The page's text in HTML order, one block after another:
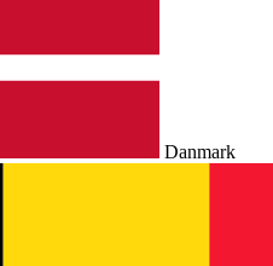
Danmark